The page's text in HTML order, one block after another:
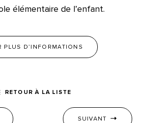
élémentaire de l’enfant.
PLUS D’INFORMATIONS
RETOUR À LA LISTE
SUIVANT